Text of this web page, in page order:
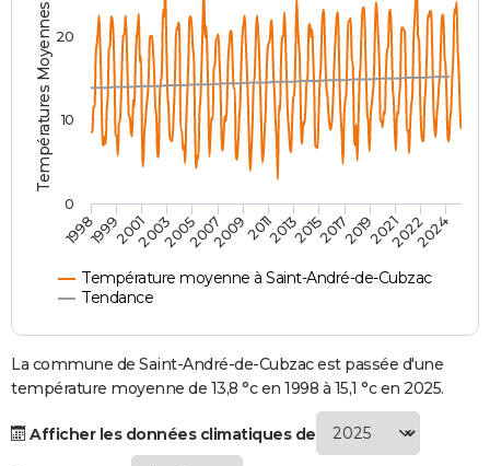
Destinations
City break
Voyage nature
Voyage de noces
Forum
Climat
PHOTO
GUIDES D'ACHAT
BONS PLANS
CARTE DE VOEUX
Carte de Noël
Carte Bonne année
Carte Saint-Valentin
Carte Pâques
Carte d'anniversaire
DICTIONNAIRE
Dictionnaire
Biographies
Citations
Expressions
Proverbes
PROGRAMME TV
COPAINS D'AVANT
S'inscrire
Se connecter
Lycées
Collèges
Primaires
Universités
Entreprises
Service militaire
Avis de recherche
AVIS DE DÉCÈS
FORUM
Températures Moyennes ( °C )
Température moyenne à Saint-André-de-Cubzac
Tendance
199819992001200320052007200920112013201520172019202120222024
0
10
20
La commune de Saint-André-de-Cubzac est passée d'une
température moyenne de 13,8 °c en 1998 à 15,1 °c en 2025.
Afficher les données climatiques de